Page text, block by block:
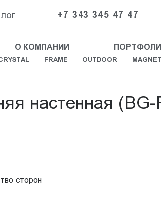
+7 343 345 47 47
О КОМПАНИИ
FRAME OUTDOOR MAGNET
настенная
сторон